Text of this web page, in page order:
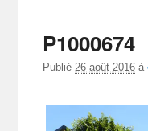
P1000674
Publié26 août 2016 à